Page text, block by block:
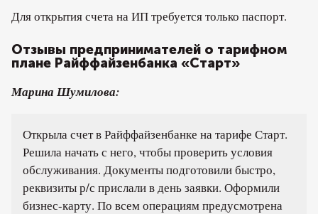
Для открытия счета на ИП требуется только паспорт.
Отзывы предпринимателей о тарифном
плане Райффайзенбанка «Старт»
Марина Шумилова:
Открыла счет в Райффайзенбанке на тарифе Старт.
Решила начать с него, чтобы проверить условия
обслуживания. Документы подготовили быстро,
реквизиты р/с прислали в день заявки. Оформили
бизнес-карту. По всем операциям предусмотрена